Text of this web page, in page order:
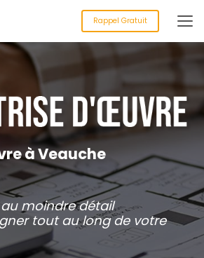
Rappel Gratuit
à Veauche
moindre détail
tout au long de votre